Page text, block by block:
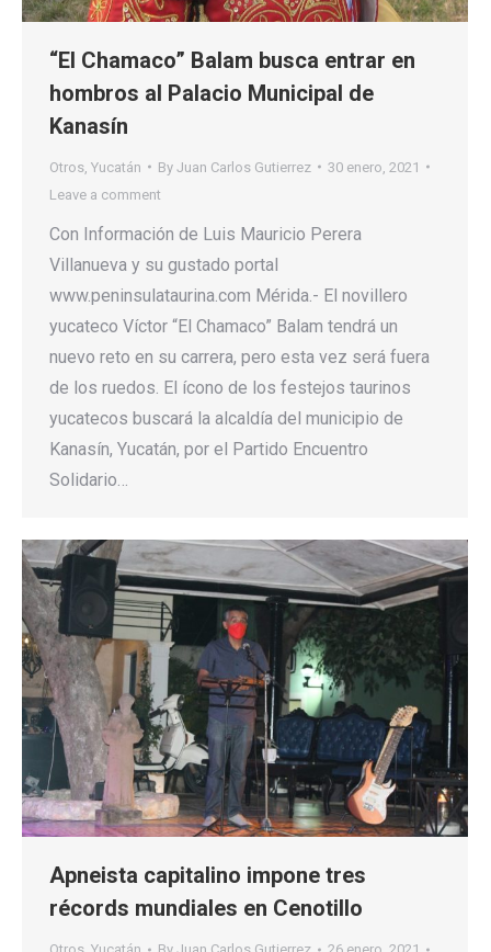
“El Chamaco” Balam busca entrar en
hombros al Palacio Municipal de
Kanasín
Otros Yucatán By Juan Carlos Gutierrez
30 enero, 2021
Leave a comment
Con Información de Luis Mauricio Perera
Villanueva y su gustado portal
www.peninsulataurina.com Mérida.- El novillero
yucateco Víctor “El Chamaco” Balam tendrá un
nuevo reto en su carrera, pero esta vez será fuera
de los ruedos. El ícono de los festejos taurinos
yucatecos buscará la alcaldía del municipio de
Kanasín, Yucatán, por el Partido Encuentro
Solidario…
Apneista capitalino impone tres
récords mundiales en Cenotillo